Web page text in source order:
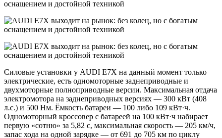
Силовые установки у AUDI E7X на данный момент только
электрические, есть одномоторные заднеприводные и
двухмоторные полноприводные версии. Максимальная отдача
электромотора на заднеприводных версиях — 300 кВт (408
л.с.) и 500 Нм. Ёмкость батареи — 100 либо 109 кВт·ч.
Одномоторный кроссовер с батареей на 100 кВт·ч набирает
первую «сотню» за 5,82 с, максимальная скорость — 205 км/ч,
запас хода на одной зарядке — от 691 до 705 км по циклу